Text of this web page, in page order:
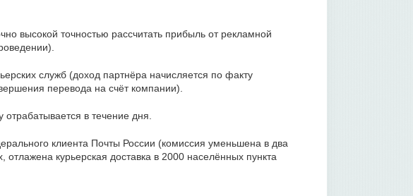
высокой точностью рассчитать прибыль от рекламной
служб (доход партнёра начисляется по факту
перевода на счёт компании).
отрабатывается в течение дня.
клиента Почты России (комиссия уменьшена в два
курьерская доставка в 2000 населённых пункта